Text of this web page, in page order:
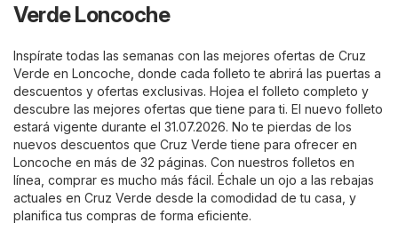
Verde Loncoche
Inspírate todas las semanas con las mejores ofertas de Cruz
Verde en Loncoche, donde cada folleto te abrirá las puertas a
descuentos y ofertas exclusivas. Hojea el folleto completo y
descubre las mejores ofertas que tiene para ti. El nuevo folleto
estará vigente durante el 31.07.2026. No te pierdas de los
nuevos descuentos que Cruz Verde tiene para ofrecer en
Loncoche en más de 32 páginas. Con nuestros folletos en
línea, comprar es mucho más fácil. Échale un ojo a las rebajas
actuales en Cruz Verde desde la comodidad de tu casa, y
planifica tus compras de forma eficiente.